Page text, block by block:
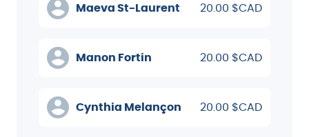
Maeva St-Laurent 20.00 $CAD
Manon Fortin 20.00 $CAD
Cynthia Melançon 20.00 $CAD